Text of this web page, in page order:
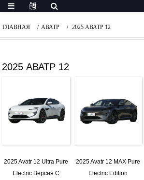
ГЛАВНАЯ АВАТР 2025 АВАТР 12
2025 АВАТР 12
2025 Avatr 12 Ultra Pure
Electric Версия С
2025 Avatr 12 MAX Pure
Electric Edition